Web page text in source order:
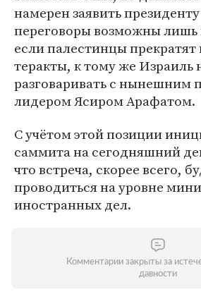
намерен заявить
переговоры возможны лишь
если палестинцы
теракты, к тому же Израиль
разговаривать с нынешним
лидером Ясиром Арафатом.
С учётом этой позиции
саммита на сегодняшний
что встреча, скорее всего,
проводиться на уровне
иностранных дел.
Комментарии закрыты за
давности